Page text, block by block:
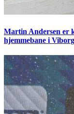
Martin Andersen er
hjemmebane i Viborg